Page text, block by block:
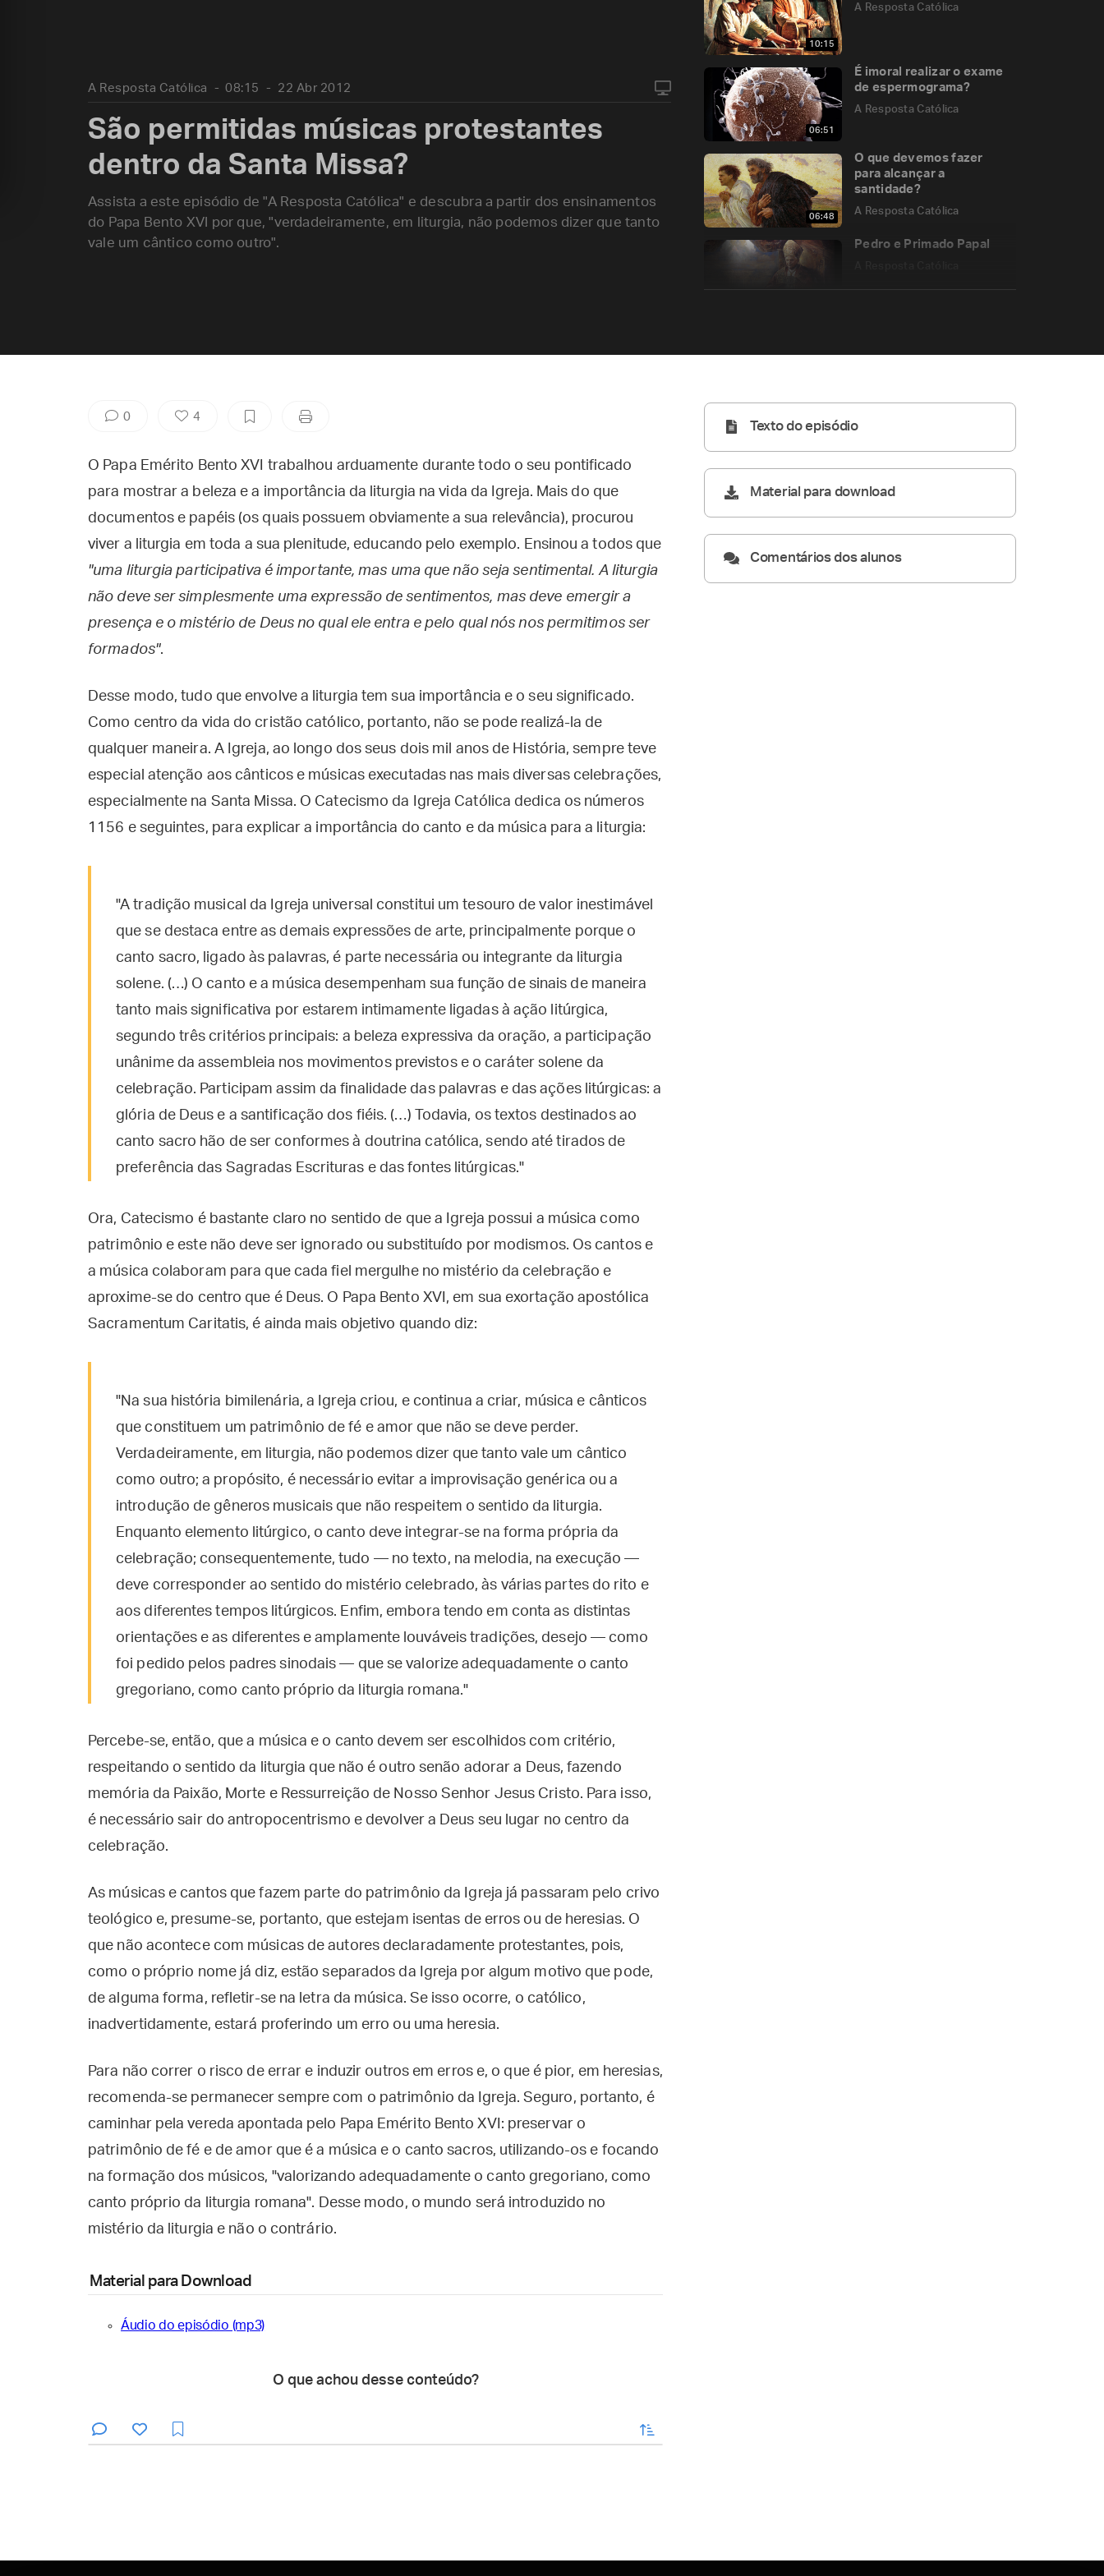
10:15
A Resposta Católica
06:51
É imoral realizar o exame
de espermograma?
A Resposta Católica
06:48
O que devemos fazer
para alcançar a
santidade?
A Resposta Católica
Pedro e Primado Papal
A Resposta Católica 08:15 22 Abr 2012
São permitidas músicas protestantes
dentro da Santa Missa?
Assista a este episódio de "A Resposta Católica" e descubra a partir dos ensinamentos
do Papa Bento XVI por que, "verdadeiramente, em liturgia, não podemos dizer que tanto
vale um cântico como outro".
0 4
O Papa Emérito Bento XVI trabalhou arduamente durante todo o seu pontificado
para mostrar a beleza e a importância da liturgia na vida da Igreja. Mais do que
documentos e papéis (os quais possuem obviamente a sua relevância), procurou
viver a liturgia em toda a sua plenitude, educando pelo exemplo. Ensinou a todos que
"uma liturgia participativa é importante, mas uma que não seja sentimental. A liturgia
não deve ser simplesmente uma expressão de sentimentos, mas deve emergir a
presença e o mistério de Deus no qual ele entra e pelo qual nós nos permitimos ser
formados".
Desse modo, tudo que envolve a liturgia tem sua importância e o seu significado.
Como centro da vida do cristão católico, portanto, não se pode realizá-la de
qualquer maneira. A Igreja, ao longo dos seus dois mil anos de História, sempre teve
especial atenção aos cânticos e músicas executadas nas mais diversas celebrações,
especialmente na Santa Missa. O Catecismo da Igreja Católica dedica os números
1156 e seguintes, para explicar a importância do canto e da música para a liturgia:
"A tradição musical da Igreja universal constitui um tesouro de valor inestimável
que se destaca entre as demais expressões de arte, principalmente porque o
canto sacro, ligado às palavras, é parte necessária ou integrante da liturgia
solene. (…) O canto e a música desempenham sua função de sinais de maneira
tanto mais significativa por estarem intimamente ligadas à ação litúrgica,
segundo três critérios principais: a beleza expressiva da oração, a participação
unânime da assembleia nos movimentos previstos e o caráter solene da
celebração. Participam assim da finalidade das palavras e das ações litúrgicas: a
glória de Deus e a santificação dos fiéis. (…) Todavia, os textos destinados ao
canto sacro hão de ser conformes à doutrina católica, sendo até tirados de
preferência das Sagradas Escrituras e das fontes litúrgicas."
Ora, Catecismo é bastante claro no sentido de que a Igreja possui a música como
patrimônio e este não deve ser ignorado ou substituído por modismos. Os cantos e
a música colaboram para que cada fiel mergulhe no mistério da celebração e
aproxime-se do centro que é Deus. O Papa Bento XVI, em sua exortação apostólica
Sacramentum Caritatis, é ainda mais objetivo quando diz:
"Na sua história bimilenária, a Igreja criou, e continua a criar, música e cânticos
que constituem um patrimônio de fé e amor que não se deve perder.
Verdadeiramente, em liturgia, não podemos dizer que tanto vale um cântico
como outro; a propósito, é necessário evitar a improvisação genérica ou a
introdução de gêneros musicais que não respeitem o sentido da liturgia.
Enquanto elemento litúrgico, o canto deve integrar-se na forma própria da
celebração; consequentemente, tudo — no texto, na melodia, na execução —
deve corresponder ao sentido do mistério celebrado, às várias partes do rito e
aos diferentes tempos litúrgicos. Enfim, embora tendo em conta as distintas
orientações e as diferentes e amplamente louváveis tradições, desejo — como
foi pedido pelos padres sinodais — que se valorize adequadamente o canto
gregoriano, como canto próprio da liturgia romana."
Percebe-se, então, que a música e o canto devem ser escolhidos com critério,
respeitando o sentido da liturgia que não é outro senão adorar a Deus, fazendo
memória da Paixão, Morte e Ressurreição de Nosso Senhor Jesus Cristo. Para isso,
é necessário sair do antropocentrismo e devolver a Deus seu lugar no centro da
celebração.
As músicas e cantos que fazem parte do patrimônio da Igreja já passaram pelo crivo
teológico e, presume-se, portanto, que estejam isentas de erros ou de heresias. O
que não acontece com músicas de autores declaradamente protestantes, pois,
como o próprio nome já diz, estão separados da Igreja por algum motivo que pode,
de alguma forma, refletir-se na letra da música. Se isso ocorre, o católico,
inadvertidamente, estará proferindo um erro ou uma heresia.
Para não correr o risco de errar e induzir outros em erros e, o que é pior, em heresias,
recomenda-se permanecer sempre com o patrimônio da Igreja. Seguro, portanto, é
caminhar pela vereda apontada pelo Papa Emérito Bento XVI: preservar o
patrimônio de fé e de amor que é a música e o canto sacros, utilizando-os e focando
na formação dos músicos, "valorizando adequadamente o canto gregoriano, como
canto próprio da liturgia romana". Desse modo, o mundo será introduzido no
mistério da liturgia e não o contrário.
Material para Download
Áudio do episódio (mp3)
O que achou desse conteúdo?
enviar
Texto do episódio
Material para download
Comentários dos alunos